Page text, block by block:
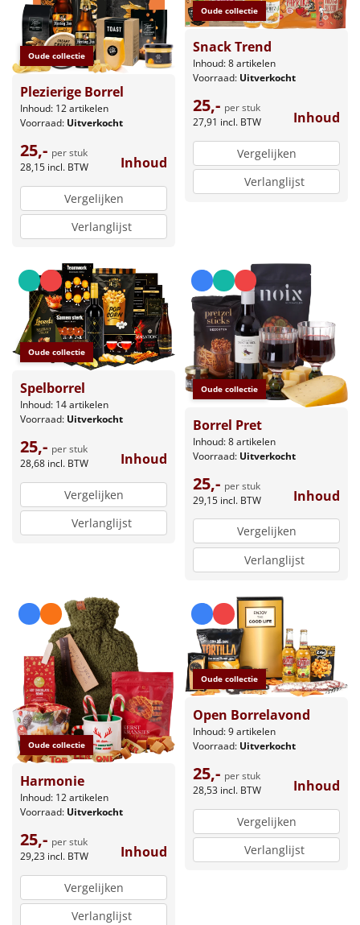
Oude collectie
Plezierige Borrel
Inhoud: 12 artikelen
Voorraad: Uitverkocht
25,- per stuk
28,15 incl. BTW Inhoud
Vergelijken
Verlanglijst
Oude collectie
Snack Trend
Inhoud: 8 artikelen
Voorraad: Uitverkocht
25,- per stuk
27,91 incl. BTW Inhoud
Vergelijken
Verlanglijst
Oude collectie
Spelborrel
Inhoud: 14 artikelen
Voorraad: Uitverkocht
25,- per stuk
28,68 incl. BTW Inhoud
Vergelijken
Verlanglijst
Oude collectie
Borrel Pret
Inhoud: 8 artikelen
Voorraad: Uitverkocht
25,- per stuk
29,15 incl. BTW Inhoud
Vergelijken
Verlanglijst
Oude collectie
Harmonie
Inhoud: 12 artikelen
Voorraad: Uitverkocht
25,- per stuk
29,23 incl. BTW Inhoud
Vergelijken
Verlanglijst
Oude collectie
Open Borrelavond
Inhoud: 9 artikelen
Voorraad: Uitverkocht
25,- per stuk
28,53 incl. BTW Inhoud
Vergelijken
Verlanglijst